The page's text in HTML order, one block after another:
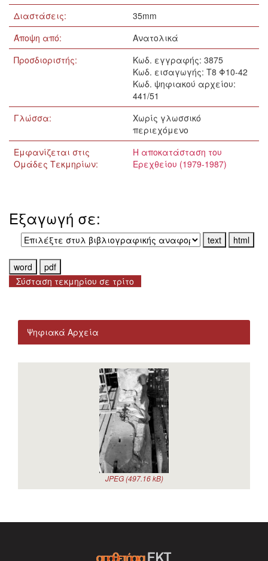
Διαστάσεις:
35mm
Άποψη από:
Ανατολικά
Προσδιοριστής:
Κωδ. εγγραφής: 3875
Κωδ. εισαγωγής: Τ8 Φ10-42
Κωδ. ψηφιακού αρχείου:
441/51
Γλώσσα:
Xωρίς γλωσσικό
περιεχόμενο
Εμφανίζεται στις
Ομάδες Τεκμηρίων:
Η αποκατάσταση του
Ερεχθείου (1979-1987)
Εξαγωγή σε:
Σύσταση τεκμηρίου σε τρίτο
Ψηφιακά Αρχεία
JPEG (497.16 kB)